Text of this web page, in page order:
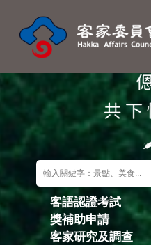
關鍵字搜尋
客語認證考試
獎補助申請
客家研究及調查